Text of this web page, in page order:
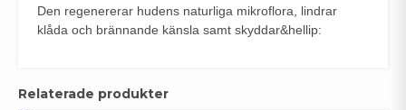
Den regenererar hudens naturliga mikroflora, lindrar
klåda och brännande känsla samt skyddar&hellip:
Relaterade produkter